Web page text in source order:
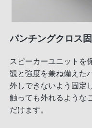
パンチングクロス
スピーカーユニットを
観と強度を兼ね備えた
外しできないよう固定
触っても外れるような
だけます。